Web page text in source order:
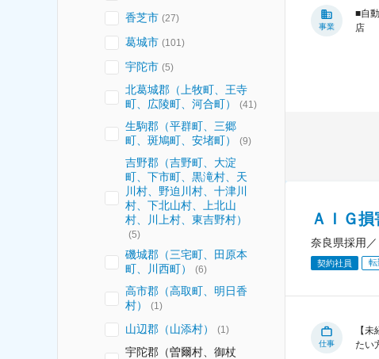
香芝市 (27)
葛城市 (101 )
宇陀市 (5)
北葛城郡（上牧町、王寺
町、広陵町、河合町）
(41)
生駒郡（平群町、三郷
町、斑鳩町、安堵町）
(9)
吉野郡（吉野町、大淀
町、下市町、黒滝村、天
川村、野迫川村、十津川
村、下北山村、上北山
村、川上村、東吉野村）
(5)
磯城郡（三宅町、田原本
町、川西町）
(6)
高市郡（高取町、明日香
村）
(1)
山辺郡（山添村） (1 )
宇陀郡（曽爾村、御杖
事業
■自
店
ＡＩＧ
奈良県採用
契約社員 転
仕事
【
たい